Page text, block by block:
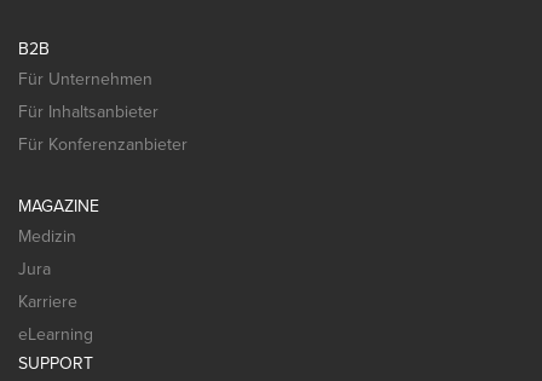
B2B
Für Unternehmen
Für Inhaltsanbieter
Für Konferenzanbieter
MAGAZINE
Medizin
Jura
Karriere
eLearning
SUPPORT